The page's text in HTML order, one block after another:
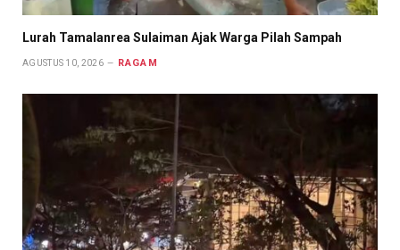
Lurah Tamalanrea Sulaiman Ajak Warga Pilah Sampah
AGUSTUS 10, 2026 RAGAM